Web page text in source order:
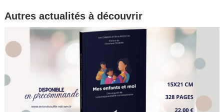
Autres actualités à découvrir